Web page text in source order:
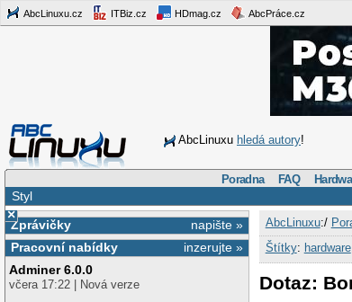
AbcLinuxu.cz ITBiz.cz HDmag.cz AbcPráce.cz
AbcLinuxu hledá autory!
Poradna FAQ
Styl
×
napište »
Zprávičky
inzerujte »
Pracovní nabídky
Adminer 6.0.0
včera 17:22 | Nová verze
AbcLinuxu:/
Štítky: hardware,
Dotaz: